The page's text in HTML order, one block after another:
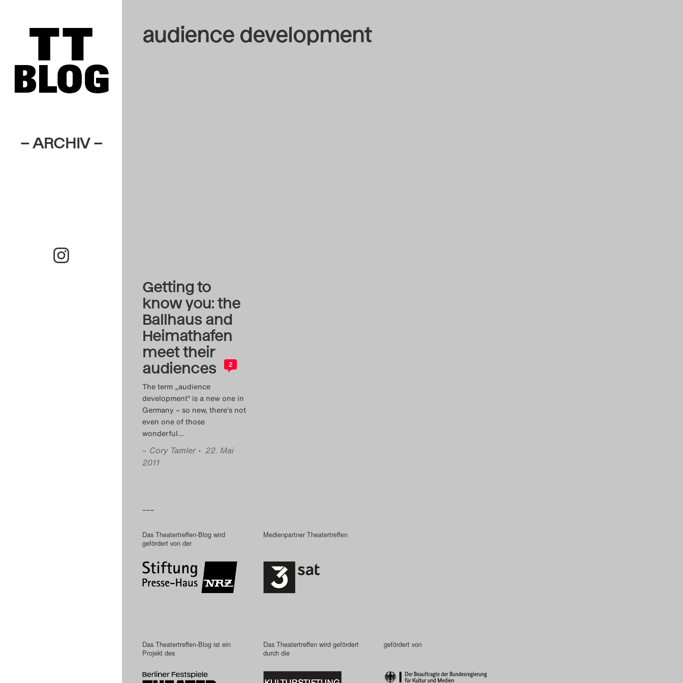
– ARCHIV –
audience development
Getting to
know you: the
Ballhaus and
Heimathafen
meet their
audiences
2
The term „audience
development“ is a new one in
Germany – so new, there’s not
even one of those
wonderful…
– Cory Tamler • 22. Mai
2011
–––
Das Theatertreffen-Blog wird
gefördert von der
Medienpartner Theatertreffen
Das Theatertreffen-Blog ist ein
Projekt des
Das Theatertreffen wird gefördert
durch die
gefördert von